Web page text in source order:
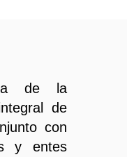
de la
de
con
y entes